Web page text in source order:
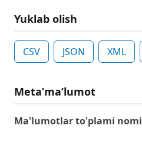
Yuklab olish
CSV JSON XML
Metaʼmaʼlumot
Ma'lumotlar to'plami nomi